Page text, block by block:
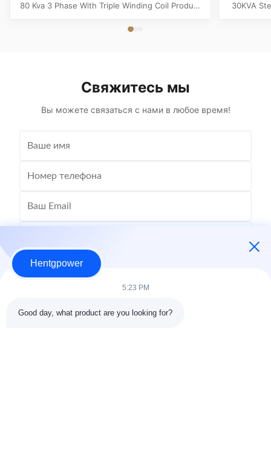
80 Kva 3 Phase With Triple Winding Coil Product
transformer, distribution transformer, Dry Type
30KVA
Свяжитесь мы
Вы можете связаться с нами в любое время!
Hentgpower
5:23 PM
Good day, what product are you looking for?